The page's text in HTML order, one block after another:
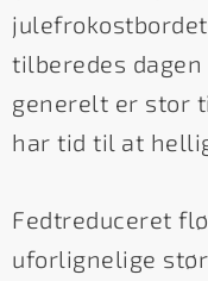
tilberedes
generelt er stor
har tid til at
Fedtreduceret
uforlignelige